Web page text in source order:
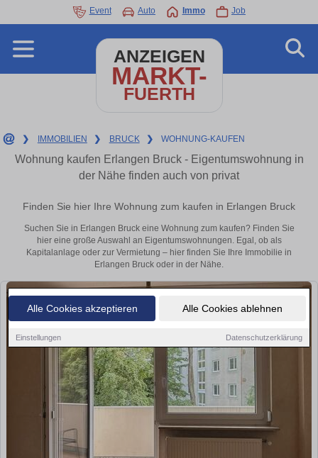
Alle Cookies akzeptieren Alle Cookies ablehnen
Einstellungen Datenschutzerklärung
Event Auto Immo Job
ANZEIGEN
MARKT-
FUERTH
❯ IMMOBILIEN ❯ BRUCK ❯ WOHNUNG-KAUFEN
Wohnung kaufen Erlangen Bruck - Eigentumswohnung in
der Nähe finden auch von privat
Finden Sie hier Ihre Wohnung zum kaufen in Erlangen Bruck
Suchen Sie in Erlangen Bruck eine Wohnung zum kaufen? Finden Sie
hier eine große Auswahl an Eigentumswohnungen. Egal, ob als
Kapitalanlage oder zur Vermietung – hier finden Sie Ihre Immobilie in
Erlangen Bruck oder in der Nähe.